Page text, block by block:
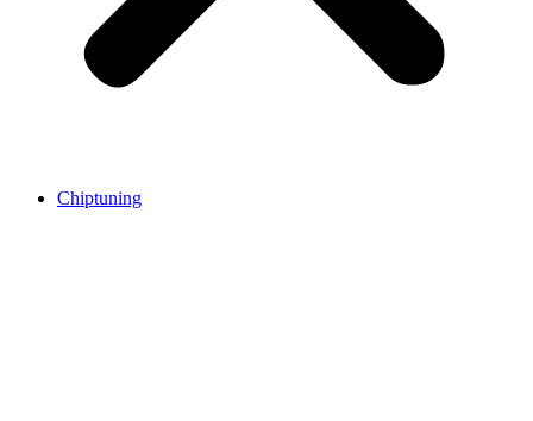
Chiptuning